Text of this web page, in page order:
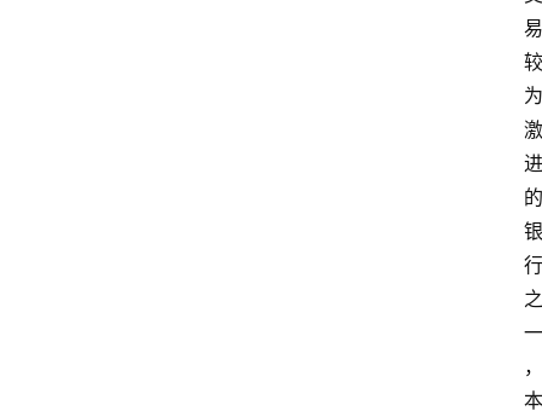
易
较
为
激
进
的
银
行
之
一
，
本